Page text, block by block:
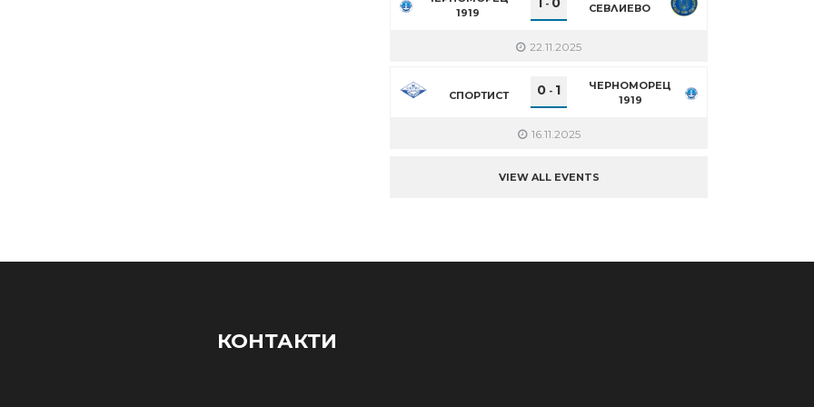
1919
- СЕВЛИЕВО
22.11.2025
СПОРТИСТ 0 - 1
ЧЕРНОМОРЕЦ
1919
16.11.2025
VIEW ALL EVENTS
КОНТАКТИ